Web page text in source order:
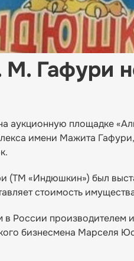
Гафури
аукционную площадке
имени Мажита Гафури,
«Индюшкин») был
стоимость
России производителем
бизнесмена Марселя